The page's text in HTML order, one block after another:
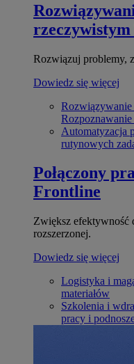
rzeczywistym
Rozwiązuj problemy,
Dowiedz się więcej
Automatyzacja
rutynowych
Połączony
Frontline
Zwiększ efektywność
rozszerzonej.
Dowiedz się więcej
Logistyka i
materiałów
Szkolenia i
pracy i